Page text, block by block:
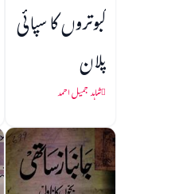
کبوتروں کا سپائی
پلان
شاہد جمیل احمد